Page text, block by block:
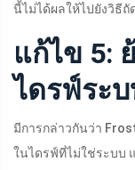
นี้ไม่ได้ผลให้ไปยังวิธีถั
แก้ไข 5:
ไดรฟ์ระ
มีการกล่าวกันว่า
ในไดรฟ์ที่ไม่ใช่ระบบ